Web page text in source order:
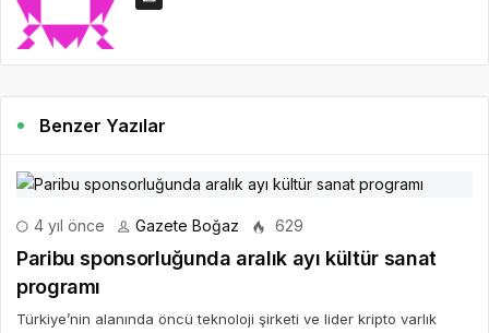
Benzer Yazılar
4 yıl önce Gazete Boğaz 629
Paribu sponsorluğunda aralık ayı kültür sanat
programı
Türkiye’nin alanında öncü teknoloji şirketi ve lider kripto varlık